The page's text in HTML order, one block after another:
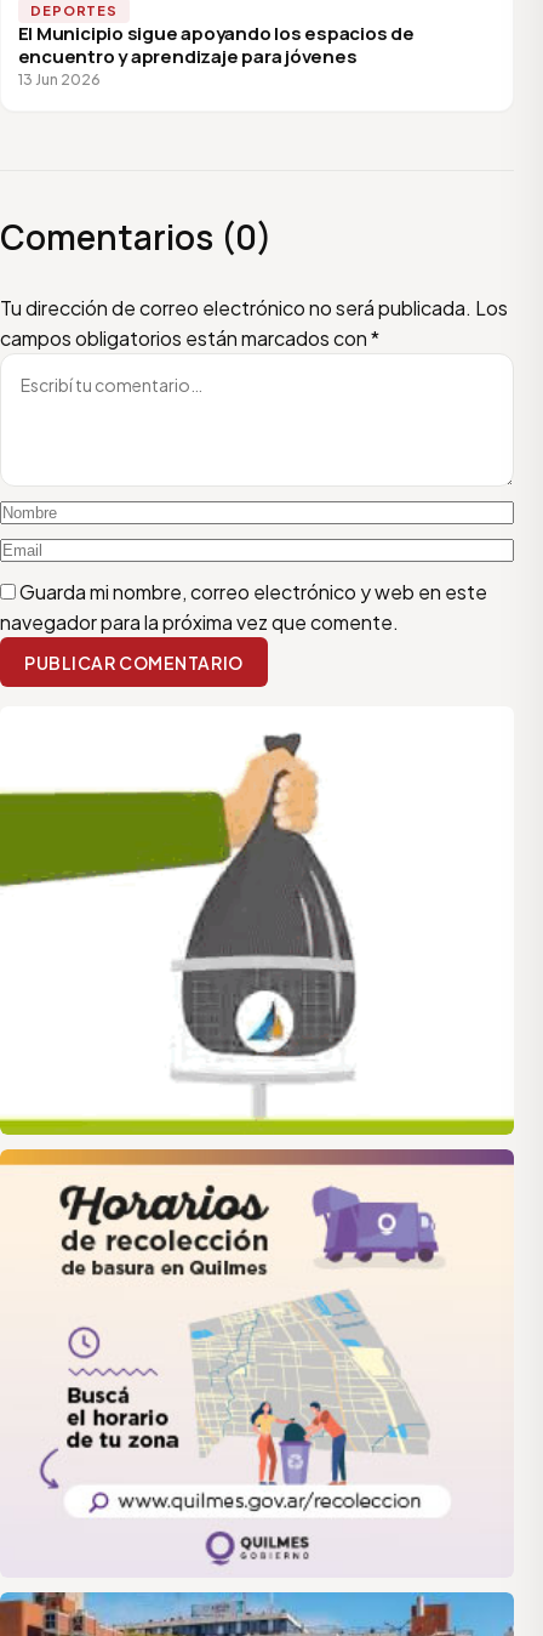
DEPORTES
El Municipio sigue apoyando los espacios de
encuentro y aprendizaje para jóvenes
13 Jun 2026
Comentarios (0)
Tu dirección de correo electrónico no será publicada. Los
campos obligatorios están marcados con*
Escribí tu comentario
Nombre
Email
Guarda mi nombre, correo electrónico y web en este
navegador para la próxima vez que comente.
PUBLICAR COMENTARIO
quilmes
LANUS